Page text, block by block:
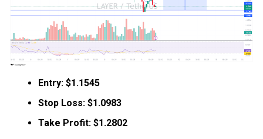
Entry: $1.1545
Stop Loss: $1.0983
Take Profit: $1.2802